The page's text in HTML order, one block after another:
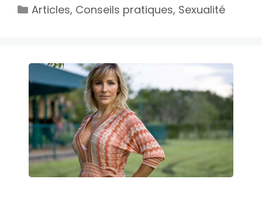
Catégories
Articles, Conseils pratiques, Sexualité